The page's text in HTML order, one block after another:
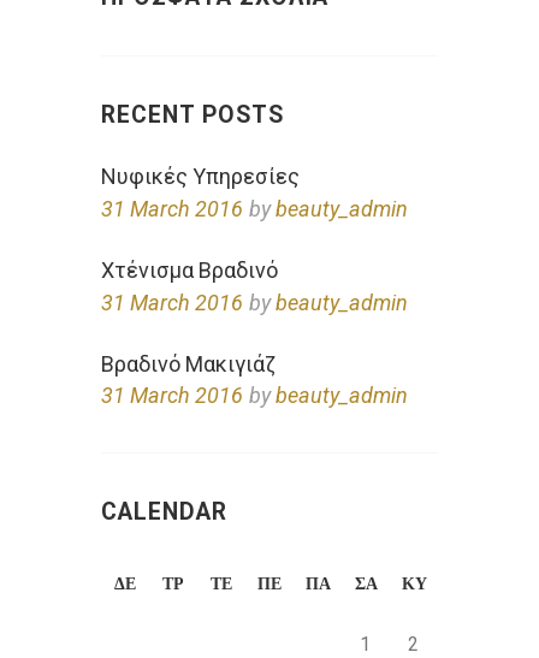
RECENT POSTS
Νυφικές Υπηρεσίες
31 March 2016 bybeauty_admin
Χτένισμα Βραδινό
31 March 2016 bybeauty_admin
Βραδινό Μακιγιάζ
31 March 2016 bybeauty_admin
CALENDAR
ΔΕ ΤΡ ΤΕ ΠΕ ΠΑ ΣΑ ΚΥ
1 2